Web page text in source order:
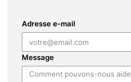
Adresse e-mail
Message